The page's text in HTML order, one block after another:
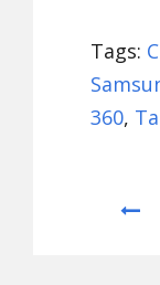
Tags:
360,